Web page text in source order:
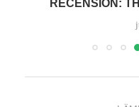
RECENSION: